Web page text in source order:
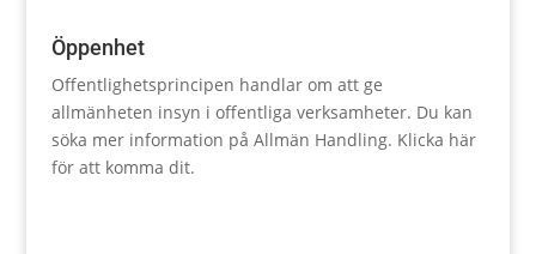
Öppenhet
Offentlighetsprincipen handlar om att ge
allmänheten insyn i offentliga verksamheter. Du kan
söka mer information på Allmän Handling. Klicka här
för att komma dit.